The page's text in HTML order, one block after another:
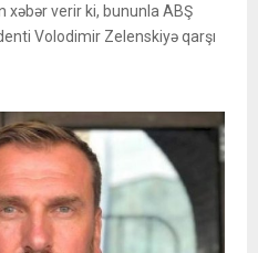
xəbər verir ki, bununla ABŞ
Volodimir Zelenskiyə qarşı